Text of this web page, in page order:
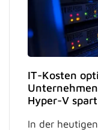
IT-Kosten
Hyper-V spart
In der